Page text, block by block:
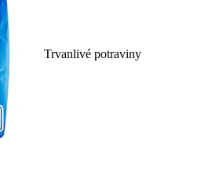
Trvanlivé potraviny